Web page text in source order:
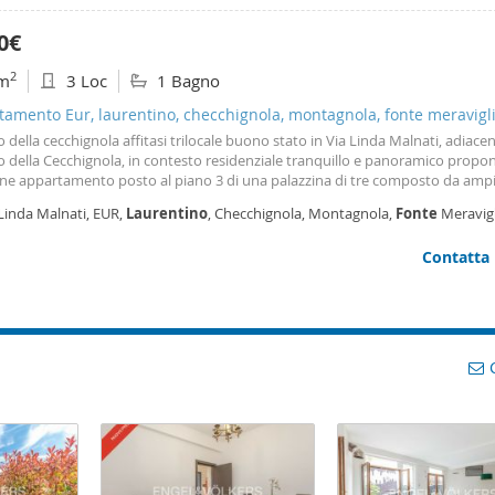
2 3 Loc 1 Bagno
Eur, laurentino, checchignola, montagnola, fonte
della cecchignola affitasi trilocale buono stato in Via Linda Malnati,
della Cecchignola, in contesto residenziale tranquillo e panoramico
appartamento posto al piano 3 di una palazzina di tre composto da
completa la proprietà un posto auto coperto. Il Riscaldamento è
Il prezzo di richiesta e pari a. Euro 1. 100 mensili più condominio.
Malnati, EUR, Laurentino, Checchignola, Montagnola, Fonte
Contatta